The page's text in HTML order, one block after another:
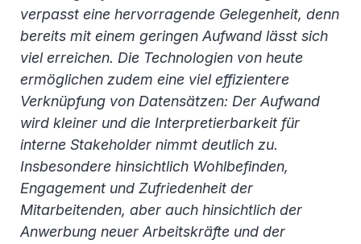
verpasst eine hervorragende Gelegenheit, denn
bereits mit einem geringen Aufwand lässt sich
viel erreichen. Die Technologien von heute
ermöglichen zudem eine viel effizientere
Verknüpfung von Datensätzen: Der Aufwand
wird kleiner und die Interpretierbarkeit für
interne Stakeholder nimmt deutlich zu.
Insbesondere hinsichtlich Wohlbefinden,
Engagement und Zufriedenheit der
Mitarbeitenden, aber auch hinsichtlich der
Anwerbung neuer Arbeitskräfte und der